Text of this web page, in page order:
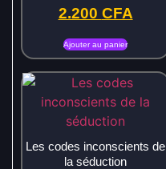
2.200 CFA
Ajouter au panier
Les codes inconscients de
la séduction